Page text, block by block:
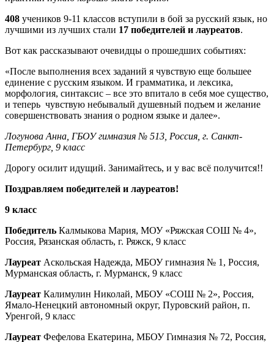
408 учеников 9-11 классов вступили в бой за русский язык, но
лучшими из лучших стали 17 победителей и лауреатов.
Вот как рассказывают очевидцы о прошедших событиях:
«После выполнения всех заданий я чувствую еще большее
единение с русским языком. И грамматика, и лексика,
морфология, синтаксис – все это впитало в себя мое существо,
и теперь чувствую небывалый душевный подъем и желание
совершенствовать знания о родном языке и далее».
Логунова Анна, ГБОУ гимназия № 513, Россия, г. Санкт-
Петербург, 9 класс
Дорогу осилит идущий. Занимайтесь, и у вас всё получится!!
Поздравляем победителей и лауреатов!
9 класс
Победитель Калмыкова Мария, МОУ «Ряжская СОШ № 4»,
Россия, Рязанская область, г. Ряжск, 9 класс
Лауреат Аскольская Надежда, МБОУ гимназия № 1, Россия,
Мурманская область, г. Мурманск, 9 класс
Лауреат Калимулин Николай, МБОУ «СОШ № 2», Россия,
Ямало-Ненецкий автономный округ, Пуровский район, п.
Уренгой, 9 класс
Лауреат Фефелова Екатерина, МБОУ Гимназия № 72, Россия,